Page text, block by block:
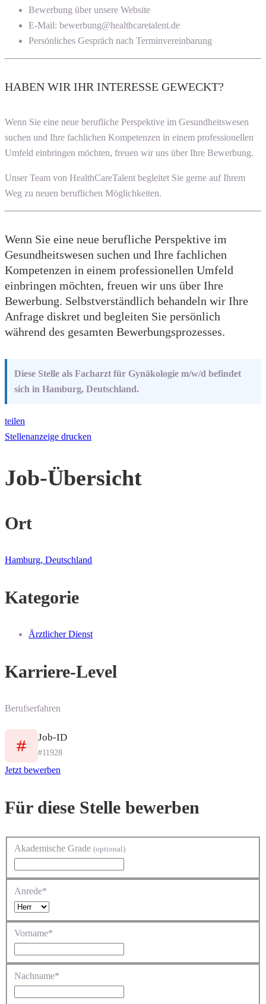
Bewerbung über unsere Website
E-Mail: bewerbung@healthcaretalent.de
Persönliches Gespräch nach Terminvereinbarung
HABEN WIR IHR INTERESSE GEWECKT?
Wenn Sie eine neue berufliche Perspektive im Gesundheitswesen
suchen und Ihre fachlichen Kompetenzen in einem professionellen
Umfeld einbringen möchten, freuen wir uns über Ihre Bewerbung.
Unser Team von HealthCareTalent begleitet Sie gerne auf Ihrem
Weg zu neuen beruflichen Möglichkeiten.
Wenn Sie eine neue berufliche Perspektive im
Gesundheitswesen suchen und Ihre fachlichen
Kompetenzen in einem professionellen Umfeld
einbringen möchten, freuen wir uns über Ihre
Bewerbung. Selbstverständlich behandeln wir Ihre
Anfrage diskret und begleiten Sie persönlich
während des gesamten Bewerbungsprozesses.
Diese Stelle als Facharzt für Gynäkologie m/w/d befindet
sich in Hamburg, Deutschland.
teilen
Stellenanzeige drucken
Job-Übersicht
Ort
Hamburg, Deutschland
Kategorie
Ärztlicher Dienst
Karriere-Level
Berufserfahren
Job-ID
#11928
Jetzt bewerben
Für diese Stelle bewerben
Akademische Grade (optional)
Anrede*
Vorname*
Nachname*